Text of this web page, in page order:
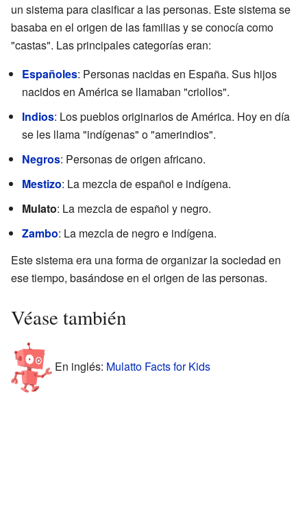
un sistema para clasificar a las personas. Este sistema se
basaba en el origen de las familias y se conocía como
"castas". Las principales categorías eran:
Españoles: Personas nacidas en España. Sus hijos
nacidos en América se llamaban "criollos".
Indios: Los pueblos originarios de América. Hoy en día
se les llama "indígenas" o "amerindios".
Negros: Personas de origen africano.
Mestizo: La mezcla de español e indígena.
Mulato: La mezcla de español y negro.
Zambo: La mezcla de negro e indígena.
Este sistema era una forma de organizar la sociedad en
ese tiempo, basándose en el origen de las personas.
Véase también
En inglés: Mulatto Facts for Kids